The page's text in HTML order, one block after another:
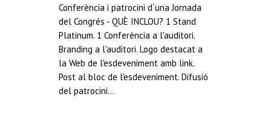
Conferència i patrocini d´una Jornada
del Congrés - QUÈ INCLOU? 1 Stand
Platinum. 1 Conferència a l'auditori.
Branding a l'auditori. Logo destacat a
la Web de l'esdeveniment amb link.
Post al bloc de l'esdeveniment. Difusió
del patrocini...